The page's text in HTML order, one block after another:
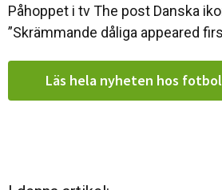
Påhoppet i tv The post Danska
”Skrämmande dåliga appeared
Läs hela nyheten hos